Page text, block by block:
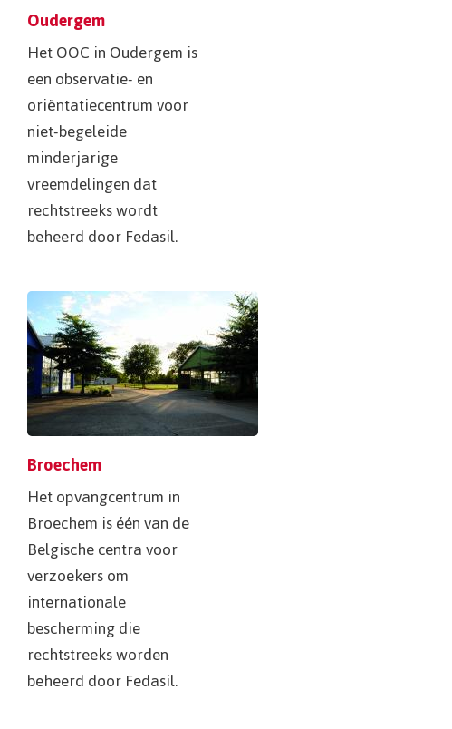
Oudergem
Het OOC in Oudergem is
een observatie- en
oriëntatiecentrum voor
niet-begeleide
minderjarige
vreemdelingen dat
rechtstreeks wordt
beheerd door Fedasil.
Broechem
Het opvangcentrum in
Broechem is één van de
Belgische centra voor
verzoekers om
internationale
bescherming die
rechtstreeks worden
beheerd door Fedasil.